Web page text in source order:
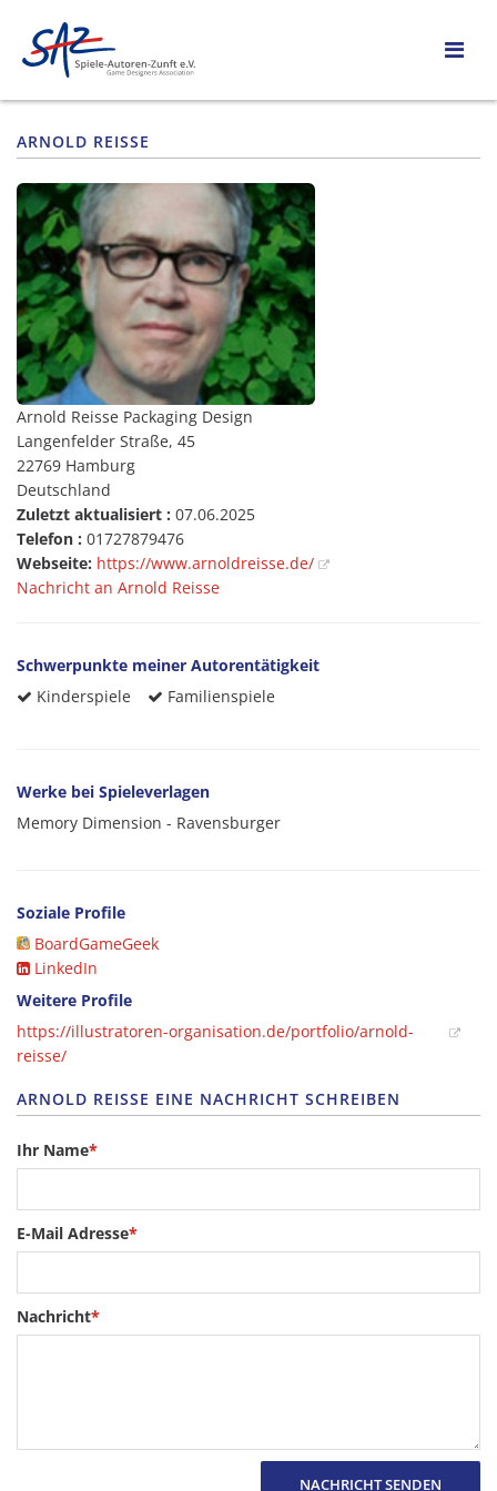
ARNOLD REISSE
Arnold Reisse Packaging Design
Langenfelder Straße, 45
22769 Hamburg
Deutschland
Zuletzt aktualisiert : 07.06.2025
Telefon : 01727879476
Webseite: https://www.arnoldreisse.de/
Nachricht an Arnold Reisse
Schwerpunkte meiner Autorentätigkeit
Kinderspiele
Familienspiele
Werke bei Spieleverlagen
Memory Dimension - Ravensburger
Soziale Profile
BoardGameGeek
LinkedIn
Weitere Profile
https://illustratoren-organisation.de/portfolio/arnold-
reisse/
ARNOLD REISSE EINE NACHRICHT SCHREIBEN
Ihr Name*
E-Mail Adresse*
Nachricht*
NACHRICHT SENDEN